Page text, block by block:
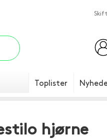
Toplister
hjørne